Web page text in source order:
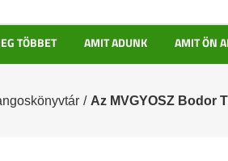
TÖBBET AMIT ADUNK AMIT ÖN
/ Az MVGYOSZ Bodor